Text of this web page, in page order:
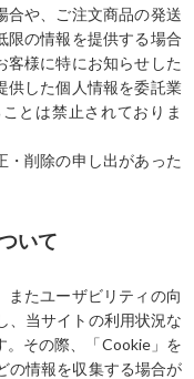
合や、ご注文商品の発送
限の情報を提供する場合
客様に特にお知らせした
供した個人情報を委託業
とは禁止されておりま
・削除の申し出があった
いて
またユーザビリティの向
、当サイトの利用状況な
。その際、「Cookie」を
の情報を収集する場合が